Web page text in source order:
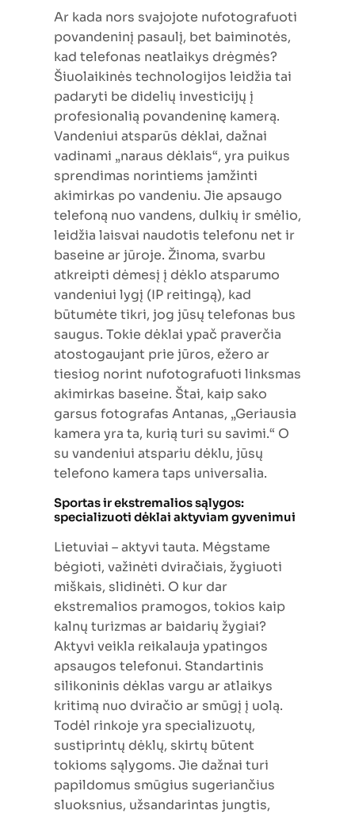
Ar kada nors svajojote nufotografuoti
povandeninį pasaulį, bet baiminotės,
kad telefonas neatlaikys drėgmės?
Šiuolaikinės technologijos leidžia tai
padaryti be didelių investicijų į
profesionalią povandeninę kamerą.
Vandeniui atsparūs dėklai, dažnai
vadinami „naraus dėklais“, yra puikus
sprendimas norintiems įamžinti
akimirkas po vandeniu. Jie apsaugo
telefoną nuo vandens, dulkių ir smėlio,
leidžia laisvai naudotis telefonu net ir
baseine ar jūroje. Žinoma, svarbu
atkreipti dėmesį į dėklo atsparumo
vandeniui lygį (IP reitingą), kad
būtumėte tikri, jog jūsų telefonas bus
saugus. Tokie dėklai ypač praverčia
atostogaujant prie jūros, ežero ar
tiesiog norint nufotografuoti linksmas
akimirkas baseine. Štai, kaip sako
garsus fotografas Antanas, „Geriausia
kamera yra ta, kurią turi su savimi.“ O
su vandeniui atspariu dėklu, jūsų
telefono kamera taps universalia.
Sportas ir ekstremalios sąlygos:
specializuoti dėklai aktyviam gyvenimui
Lietuviai – aktyvi tauta. Mėgstame
bėgioti, važinėti dviračiais, žygiuoti
miškais, slidinėti. O kur dar
ekstremalios pramogos, tokios kaip
kalnų turizmas ar baidarių žygiai?
Aktyvi veikla reikalauja ypatingos
apsaugos telefonui. Standartinis
silikoninis dėklas vargu ar atlaikys
kritimą nuo dviračio ar smūgį į uolą.
Todėl rinkoje yra specializuotų,
sustiprintų dėklų, skirtų būtent
tokioms sąlygoms. Jie dažnai turi
papildomus smūgius sugeriančius
sluoksnius, užsandarintas jungtis,